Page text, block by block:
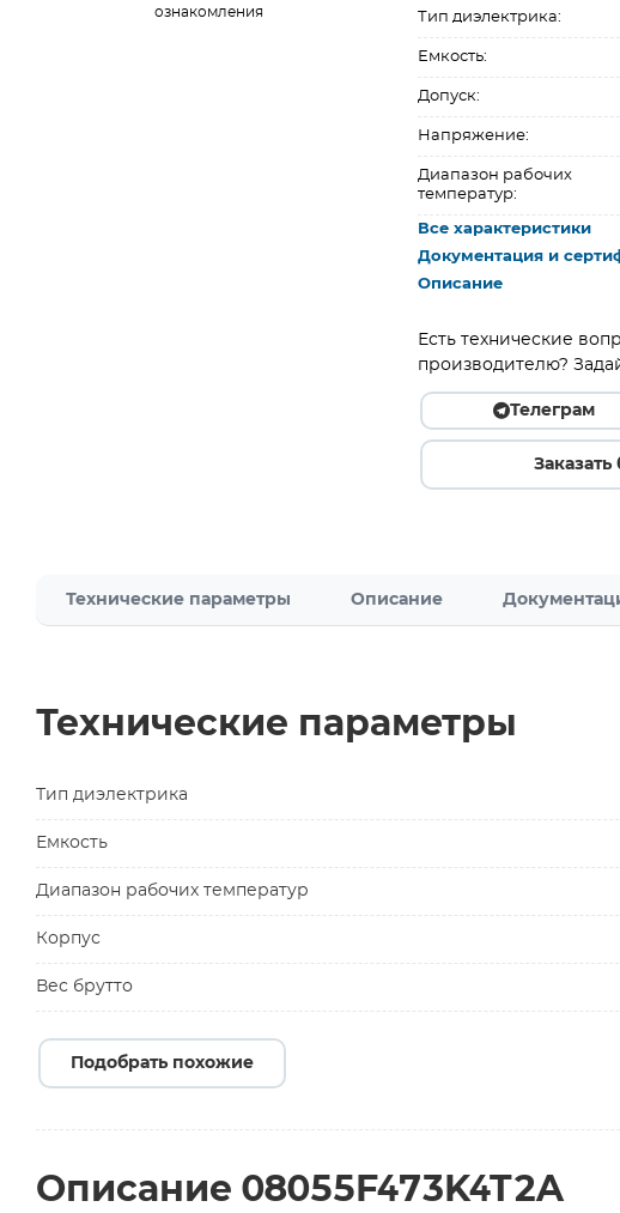
ознакомления
Тип диэлектрика:
Емкость:
Допуск:
Напряжение:
Диапазон рабочих
температур:
Все характеристики
Документация и
Описание
Есть технические
производителю?
Телеграм
Технические параметры Описание
Технические параметры
Тип диэлектрика
Емкость
Диапазон рабочих температур
Корпус
Вес брутто
Подобрать похожие
Описание 08055F473K4T2A